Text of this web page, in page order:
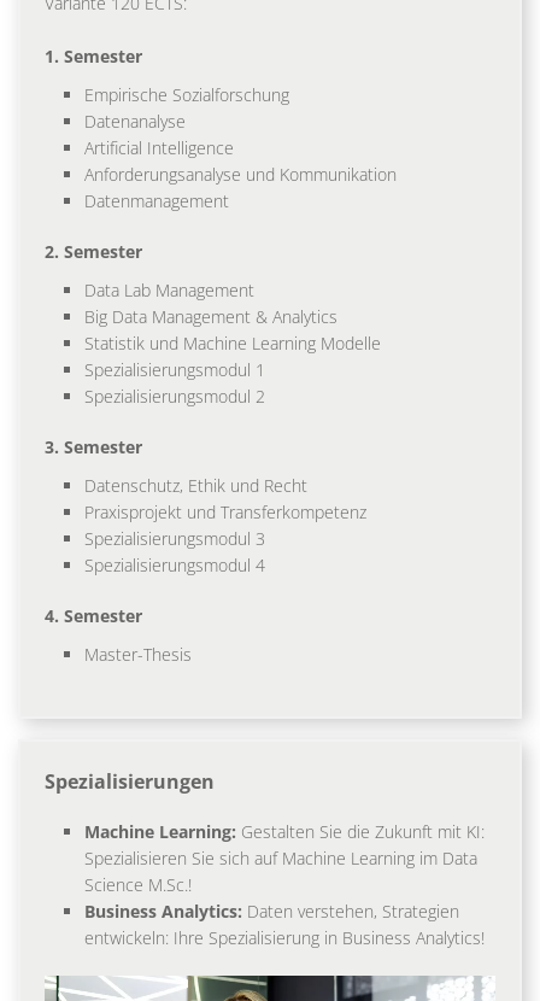
1. Semester
Empirische Sozialforschung
Datenanalyse
Artificial Intelligence
Anforderungsanalyse und Kommunikation
Datenmanagement
2. Semester
Data Lab Management
Big Data Management & Analytics
Statistik und Machine Learning Modelle
Spezialisierungsmodul 1
Spezialisierungsmodul 2
3. Semester
Datenschutz, Ethik und Recht
Praxisprojekt und Transferkompetenz
Spezialisierungsmodul 3
Spezialisierungsmodul 4
4. Semester
Master-Thesis
Spezialisierungen
Machine Learning: Gestalten Sie die Zukunft mit KI:
Spezialisieren Sie sich auf Machine Learning im Data
Science M.Sc.!
Business Analytics: Daten verstehen, Strategien
entwickeln: Ihre Spezialisierung in Business Analytics!